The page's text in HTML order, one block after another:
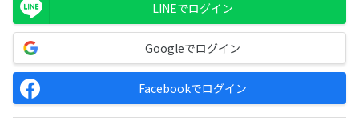
LINEでログイン
Googleでログイン
Facebookでログイン